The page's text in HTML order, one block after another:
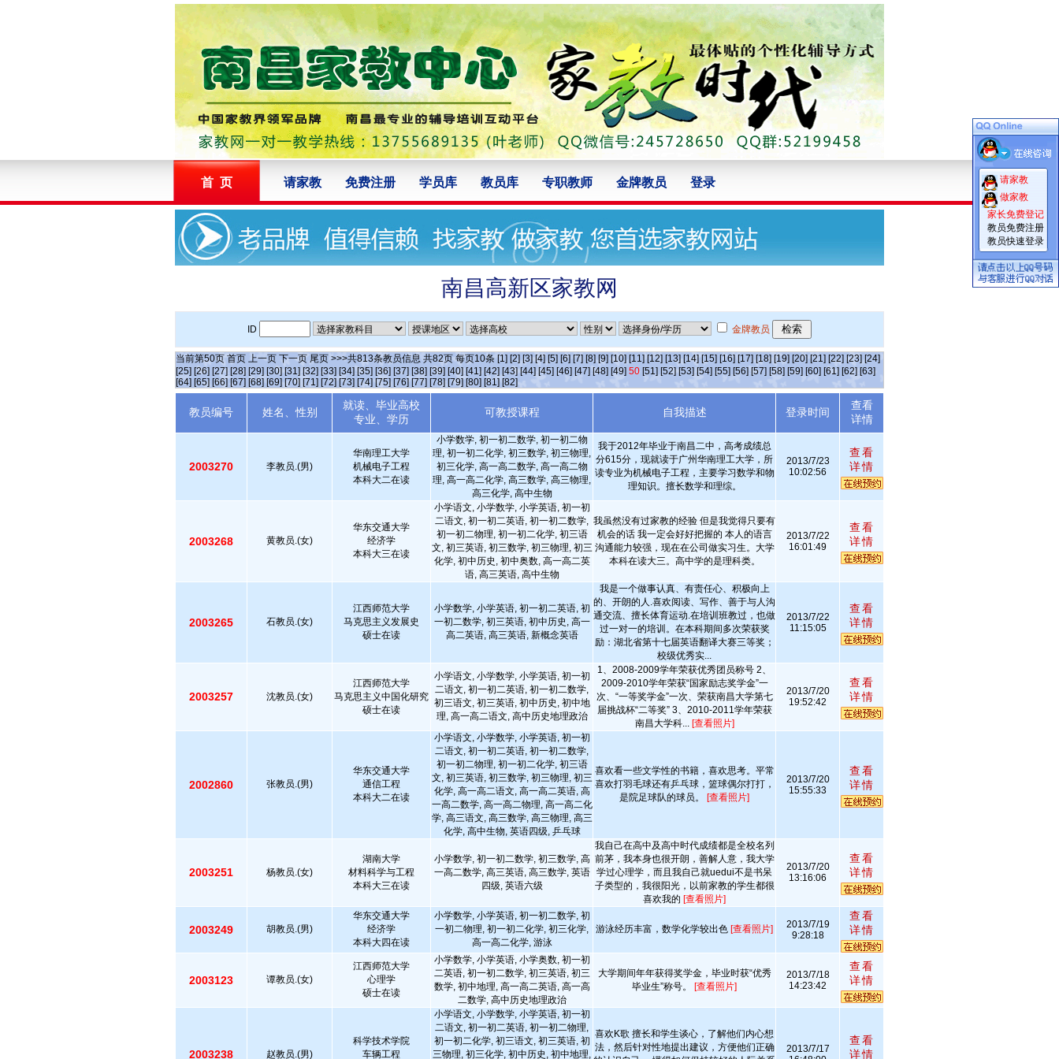
首 页 请家教 免费注册 学员库 教员库 专职教师 金牌教员 登录
南昌高新区家教网
ID 金牌教员
当前第50页 首页 上一页 下一页 尾页 >>>共813条教员信息 共82页 每页10条 [1] [2] [3] [4] [5] [6] [7] [8] [9] [10] [11] [12] [13] [14] [15] [16] [17] [18] [19] [20] [21] [22] [23] [24]
[25] [26] [27] [28] [29] [30] [31] [32] [33] [34] [35] [36] [37] [38] [39] [40] [41] [42] [43] [44] [45] [46] [47] [48] [49] 50 [51] [52] [53] [54] [55] [56] [57] [58] [59] [60] [61] [62] [63]
[64] [65] [66] [67] [68] [69] [70] [71] [72] [73] [74] [75] [76] [77] [78] [79] [80] [81] [82]
教员编号 姓名、性别
就读、毕业高校
专业、学历
可教授课程 自我描述 登录时间
查看
详情
2003270 李教员.(男)
华南理工大学
机械电子工程
本科大二在读
小学数学, 初一初二数学, 初一初二物
理, 初一初二化学, 初三数学, 初三物理,
初三化学, 高一高二数学, 高一高二物
理, 高一高二化学, 高三数学, 高三物理,
高三化学, 高中生物
我于2012年毕业于南昌二中，高考成绩总
分615分，现就读于广州华南理工大学，所
读专业为机械电子工程，主要学习数学和物
理知识。擅长数学和理综。
2013/7/23
10:02:56
查看
详情
2003268 黄教员.(女)
华东交通大学
经济学
本科大三在读
小学语文, 小学数学, 小学英语, 初一初
二语文, 初一初二英语, 初一初二数学,
初一初二物理, 初一初二化学, 初三语
文, 初三英语, 初三数学, 初三物理, 初三
化学, 初中历史, 初中奥数, 高一高二英
语, 高三英语, 高中生物
我虽然没有过家教的经验 但是我觉得只要有
机会的话 我一定会好好把握的 本人的语言
沟通能力较强，现在在公司做实习生。大学
本科在读大三。高中学的是理科类。
2013/7/22
16:01:49
查看
详情
2003265 石教员.(女)
江西师范大学
马克思主义发展史
硕士在读
小学数学, 小学英语, 初一初二英语, 初
一初二数学, 初三英语, 初中历史, 高一
高二英语, 高三英语, 新概念英语
我是一个做事认真、有责任心、积极向上
的、开朗的人.喜欢阅读、写作、善于与人沟
通交流、擅长体育运动.在培训班教过，也做
过一对一的培训。在本科期间多次荣获奖
励：湖北省第十七届英语翻译大赛三等奖；
校级优秀实...
2013/7/22
11:15:05
查看
详情
2003257 沈教员.(女)
江西师范大学
马克思主义中国化研究
硕士在读
小学语文, 小学数学, 小学英语, 初一初
二语文, 初一初二英语, 初一初二数学,
初三语文, 初三英语, 初中历史, 初中地
理, 高一高二语文, 高中历史地理政治
1、2008-2009学年荣获优秀团员称号 2、
2009-2010学年荣获“国家励志奖学金”一
次、“一等奖学金”一次、荣获南昌大学第七
届挑战杯“二等奖” 3、2010-2011学年荣获
南昌大学科... [查看照片]
2013/7/20
19:52:42
查看
详情
2002860 张教员.(男)
华东交通大学
通信工程
本科大二在读
小学语文, 小学数学, 小学英语, 初一初
二语文, 初一初二英语, 初一初二数学,
初一初二物理, 初一初二化学, 初三语
文, 初三英语, 初三数学, 初三物理, 初三
化学, 高一高二语文, 高一高二英语, 高
一高二数学, 高一高二物理, 高一高二化
学, 高三语文, 高三数学, 高三物理, 高三
化学, 高中生物, 英语四级, 乒乓球
喜欢看一些文学性的书籍，喜欢思考。平常
喜欢打羽毛球还有乒乓球，篮球偶尔打打，
是院足球队的球员。 [查看照片]
2013/7/20
15:55:33
查看
详情
2003251 杨教员.(女)
湖南大学
材料科学与工程
本科大三在读
小学数学, 初一初二数学, 初三数学, 高
一高二数学, 高三英语, 高三数学, 英语
四级, 英语六级
我自己在高中及高中时代成绩都是全校名列
前茅，我本身也很开朗，善解人意，我大学
学过心理学，而且我自己就uedui不是书呆
子类型的，我很阳光，以前家教的学生都很
喜欢我的 [查看照片]
2013/7/20
13:16:06
查看
详情
2003249 胡教员.(男)
华东交通大学
经济学
本科大四在读
小学数学, 小学英语, 初一初二数学, 初
一初二物理, 初一初二化学, 初三化学,
高一高二化学, 游泳
游泳经历丰富，数学化学较出色 [查看照片]
2013/7/19
9:28:18
查看
详情
2003123 谭教员.(女)
江西师范大学
心理学
硕士在读
小学数学, 小学英语, 小学奥数, 初一初
二英语, 初一初二数学, 初三英语, 初三
数学, 初中地理, 高一高二英语, 高一高
二数学, 高中历史地理政治
大学期间年年获得奖学金，毕业时获“优秀
毕业生”称号。 [查看照片]
2013/7/18
14:23:42
查看
详情
2003238 赵教员.(男)
科学技术学院
车辆工程
小学语文, 小学数学, 小学英语, 初一初
二语文, 初一初二英语, 初一初二物理,
初一初二化学, 初三语文, 初三英语, 初
三物理, 初三化学, 初中历史, 初中地理,
喜欢K歌 擅长和学生谈心，了解他们内心想
法，然后针对性地提出建议，方便他们正确
2013/7/17
查看
详情
请家教
做家教
家长免费登记
教员免费注册
教员快速登录